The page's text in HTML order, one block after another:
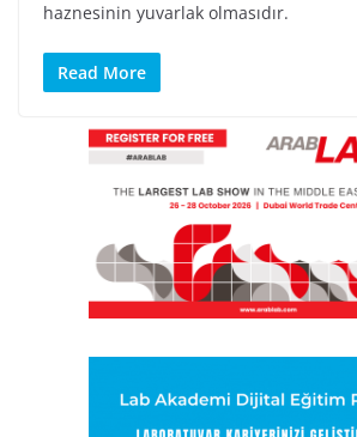
haznesinin yuvarlak olmasıdır.
Read More